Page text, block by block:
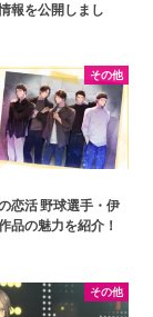
報を公開しまし
その他
恋活 野球選手・伊
品の魅力を紹介！
その他